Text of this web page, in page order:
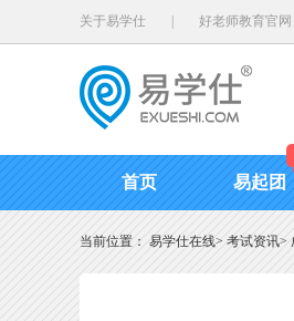
关于易学仕 好老师教育官网
首页 易起团
当前位置： 易学仕在线> 考试资讯>